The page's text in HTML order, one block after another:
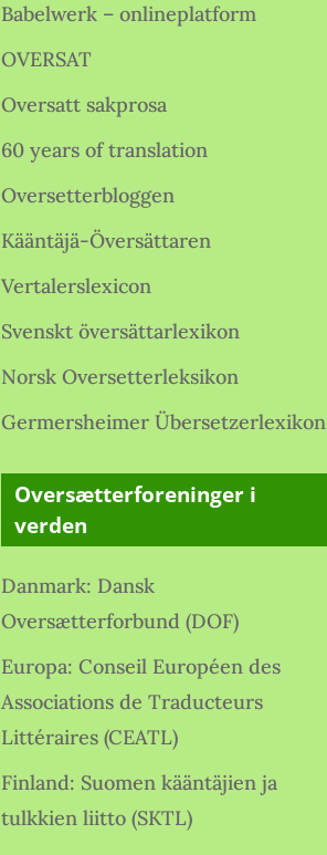
Babelwerk – onlineplatform
OVERSAT
Oversatt sakprosa
60 years of translation
Oversetterbloggen
Kääntäjä-Översättaren
Vertalerslexicon
Svenskt översättarlexikon
Norsk Oversetterleksikon
Germersheimer Übersetzerlexikon
Oversætterforeninger i
verden
Danmark: Dansk
Oversætterforbund (DOF)
Europa: Conseil Européen des
Associations de Traducteurs
Littéraires (CEATL)
Finland: Suomen kääntäjien ja
tulkkien liitto (SKTL)